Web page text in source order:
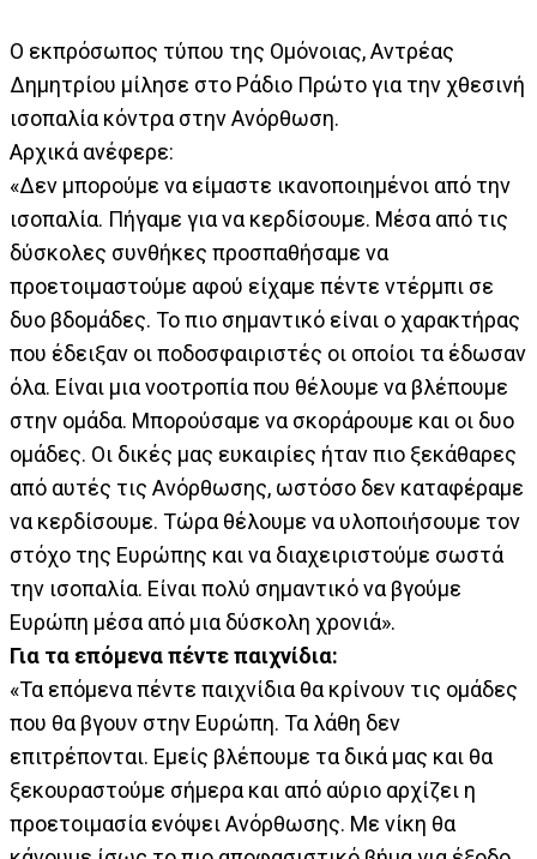
Ο εκπρόσωπος τύπου της Ομόνοιας, Αντρέας
Δημητρίου μίλησε στο Ράδιο Πρώτο για την χθεσινή
ισοπαλία κόντρα στην Ανόρθωση.
Αρχικά ανέφερε:
«Δεν μπορούμε να είμαστε ικανοποιημένοι από την
ισοπαλία. Πήγαμε για να κερδίσουμε. Μέσα από τις
δύσκολες συνθήκες προσπαθήσαμε να
προετοιμαστούμε αφού είχαμε πέντε ντέρμπι σε
δυο βδομάδες. Το πιο σημαντικό είναι ο χαρακτήρας
που έδειξαν οι ποδοσφαιριστές οι οποίοι τα έδωσαν
όλα. Είναι μια νοοτροπία που θέλουμε να βλέπουμε
στην ομάδα. Μπορούσαμε να σκοράρουμε και οι δυο
ομάδες. Οι δικές μας ευκαιρίες ήταν πιο ξεκάθαρες
από αυτές τις Ανόρθωσης, ωστόσο δεν καταφέραμε
να κερδίσουμε. Τώρα θέλουμε να υλοποιήσουμε τον
στόχο της Ευρώπης και να διαχειριστούμε σωστά
την ισοπαλία. Είναι πολύ σημαντικό να βγούμε
Ευρώπη μέσα από μια δύσκολη χρονιά».
Για τα επόμενα πέντε παιχνίδια:
«Τα επόμενα πέντε παιχνίδια θα κρίνουν τις ομάδες
που θα βγουν στην Ευρώπη. Τα λάθη δεν
επιτρέπονται. Εμείς βλέπουμε τα δικά μας και θα
ξεκουραστούμε σήμερα και από αύριο αρχίζει η
προετοιμασία ενόψει Ανόρθωσης. Με νίκη θα